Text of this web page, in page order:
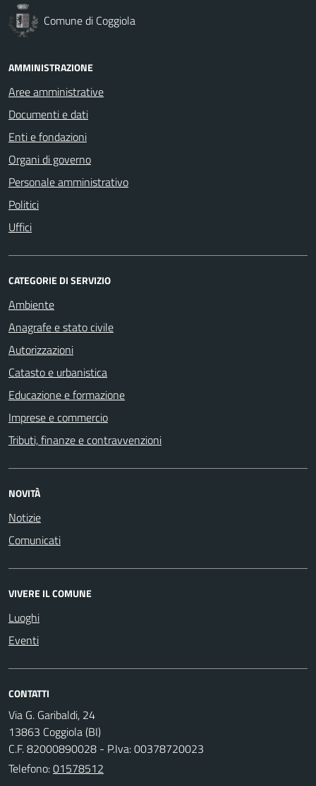
Comune di Coggiola
AMMINISTRAZIONE
Aree amministrative
Documenti e dati
Enti e fondazioni
Organi di governo
Personale amministrativo
Politici
Uffici
CATEGORIE DI SERVIZIO
Ambiente
Anagrafe e stato civile
Autorizzazioni
Catasto e urbanistica
Educazione e formazione
Imprese e commercio
Tributi, finanze e contravvenzioni
NOVITÀ
Notizie
Comunicati
VIVERE IL COMUNE
Luoghi
Eventi
CONTATTI
Via G. Garibaldi, 24
13863 Coggiola (BI)
C.F. 82000890028 - P.Iva: 00378720023
Telefono:01578512